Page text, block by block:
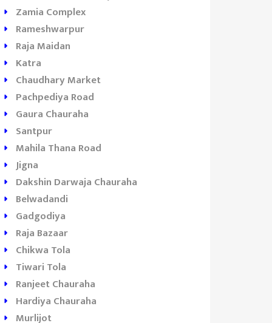
Red Chili
Restaurant
Zamia Complex
Rameshwarpur
Raja Maidan
Katra
Chaudhary Market
Pachpediya Road
Gaura Chauraha
Santpur
Mahila Thana Road
Jigna
Dakshin Darwaja Chauraha
Belwadandi
Gadgodiya
Raja Bazaar
Chikwa Tola
Tiwari Tola
Ranjeet Chauraha
Hardiya Chauraha
Murlijot